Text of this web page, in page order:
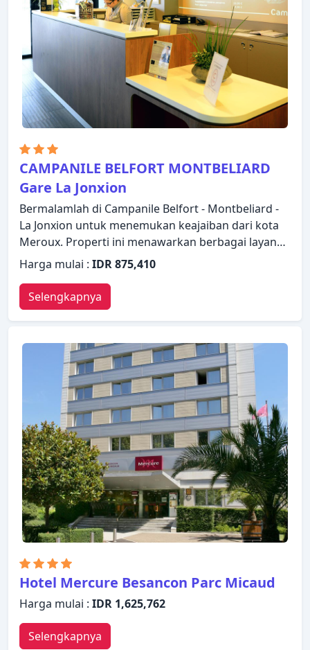
akan membuat Anda langsung merasa seperti di
rumah.
CAMPANILE BELFORT MONTBELIARD
Gare La Jonxion
Bermalamlah di Campanile Belfort - Montbeliard -
La Jonxion untuk menemukan keajaiban dari kota
Meroux. Properti ini menawarkan berbagai layanan
dan fasilitas yang dirancang untuk memberikan
kenyamanan dan kemudahan kepada para tamu.
Semua fasilitas yang diperlukan, termasuk WiFi
gratis di semua kamar, resepsionis 24 jam, fasilitas
untuk tamu dengan kebutuhan khusus, Wi-fi di
tempat umum, tempat parkir mobil, telah tersedia.
Televisi layar datar, kamar mandi tambahan, toilet
tambahan, cermin, akses internet - WiFi dapat
ditemukan di beberapa pilihan kamar. Properti ini
menawarkan berbagai pilihan fasilitas rekreasi.
Kemudahan dan kenyamanan membuat Campanile
Belfort - Montbeliard - La Jonxion menjadi pilihan
yang sempurna sebagai tempat menginap Anda di
Meroux.
Harga mulai : IDR 875,410
Selengkapnya
Hotel Mercure Besancon Parc Micaud
Harga mulai : IDR 1,625,762
Selengkapnya